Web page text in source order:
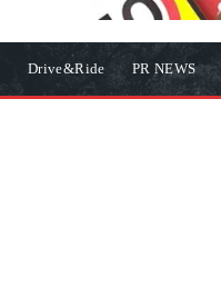
Drive&Ride PR NEWS